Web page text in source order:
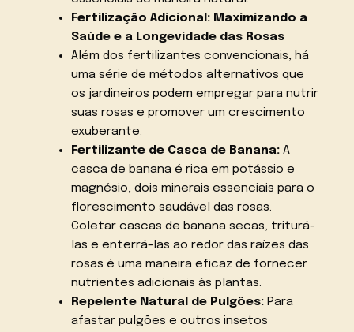
Fertilização Adicional: Maximizando a
Saúde e a Longevidade das Rosas
Além dos fertilizantes convencionais, há
uma série de métodos alternativos que
os jardineiros podem empregar para nutrir
suas rosas e promover um crescimento
exuberante:
Fertilizante de Casca de Banana:A
casca de banana é rica em potássio e
magnésio, dois minerais essenciais para o
florescimento saudável das rosas.
Coletar cascas de banana secas, triturá-
las e enterrá-las ao redor das raízes das
rosas é uma maneira eficaz de fornecer
nutrientes adicionais às plantas.
Repelente Natural de Pulgões:Para
afastar pulgões e outros insetos